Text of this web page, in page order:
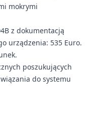
mokrymi
z dokumentacją
urządzenia: 535 Euro.
poszukujących
do systemu